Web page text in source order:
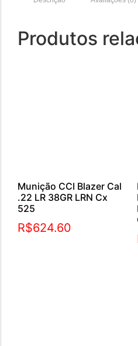
Produtos
Munição CCI Blazer Cal
.22 LR 38GR LRN Cx
525
R$624.60